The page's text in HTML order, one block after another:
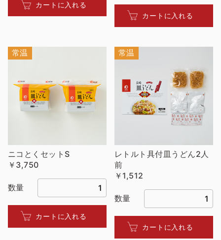
カートに入れる
カートに入れる
常温
ニコとくセットS
￥3,750
数量
カートに入れる
常温
レトルト具付皿うどん2人
前
￥1,512
数量
カートに入れる